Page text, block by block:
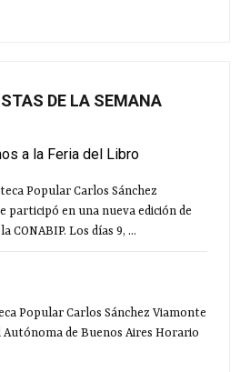
DE LA SEMANA
a la Feria del Libro
Popular Carlos Sánchez
participó en una nueva edición de
CONABIP. Los días 9, ...
Popular Carlos Sánchez Viamonte
Autónoma de Buenos Aires Horario